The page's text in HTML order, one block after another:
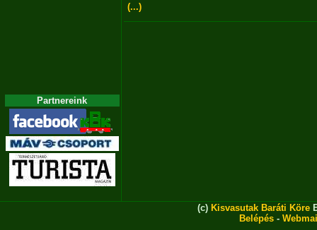
Partnereink
(...)
(c) Kisvasutak Baráti Köre
Belépés -